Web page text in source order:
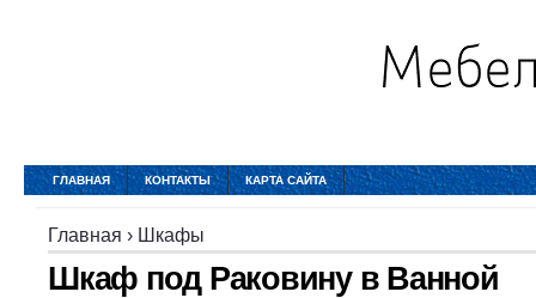
ГЛАВНАЯ КОНТАКТЫ КАРТА САЙТА
Главная › Шкафы
Шкаф под Раковину в Ванной